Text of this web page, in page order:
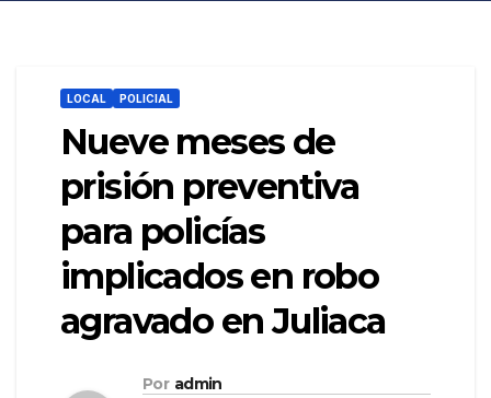
LOCAL POLICIAL
Nueve meses de
prisión preventiva
para policías
implicados en robo
agravado en Juliaca
Por admin